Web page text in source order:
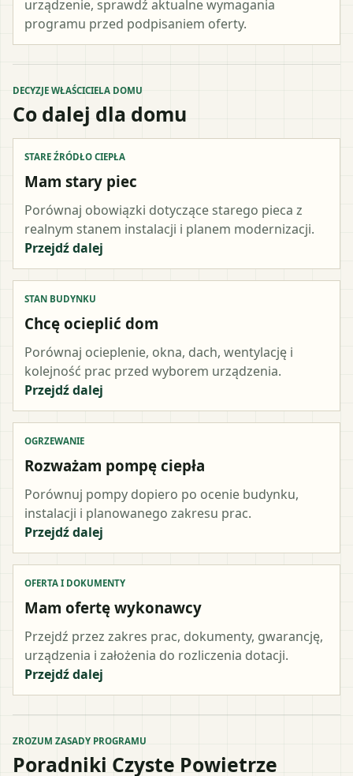
urządzenie, sprawdź aktualne wymagania
programu przed podpisaniem oferty.
DECYZJE WŁAŚCICIELA DOMU
Co dalej dla domu
STARE ŹRÓDŁO CIEPŁA
Mam stary piec
Porównaj obowiązki dotyczące starego pieca z
realnym stanem instalacji i planem modernizacji.
Przejdź dalej
STAN BUDYNKU
Chcę ocieplić dom
Porównaj ocieplenie, okna, dach, wentylację i
kolejność prac przed wyborem urządzenia.
Przejdź dalej
OGRZEWANIE
Rozważam pompę ciepła
Porównuj pompy dopiero po ocenie budynku,
instalacji i planowanego zakresu prac.
Przejdź dalej
OFERTA I DOKUMENTY
Mam ofertę wykonawcy
Przejdź przez zakres prac, dokumenty, gwarancję,
urządzenia i założenia do rozliczenia dotacji.
Przejdź dalej
ZROZUM ZASADY PROGRAMU
Poradniki Czyste Powietrze